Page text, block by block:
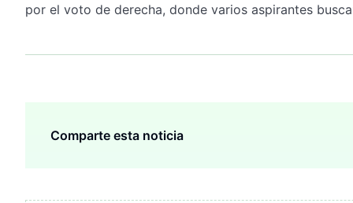
por el voto de derecha, donde varios aspirantes
Comparte esta noticia